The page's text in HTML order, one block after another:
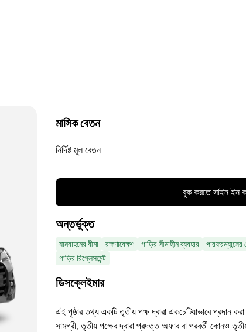
মাসিক বেতন
নির্দিষ্ট মূল বেতন
বুক করতে সাইন ইন
অন্তর্ভুক্ত
যানবাহনের বীমা রক্ষণাবেক্ষণ গাড়ির সীমাহীন ব্যবহার পারফরম্যান্সের
গাড়ির রিপ্লেসমেন্ট
ডিসক্লেইমার
এই পৃষ্ঠার তথ্য একটি তৃতীয় পক্ষ দ্বারা একচেটিয়াভাবে প্রদান
সামগ্রী, তৃতীয় পক্ষের দ্বারা প্রদত্ত অফার বা পরবর্তী কোনও